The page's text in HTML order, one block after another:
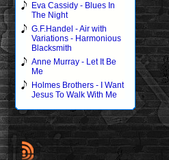
Eva Cassidy - Blues In
The Night
G.F.Handel - Air with
Variations - Harmonious
Blacksmith
Anne Murray - Let It Be
Me
Holmes Brothers - I Want
Jesus To Walk With Me